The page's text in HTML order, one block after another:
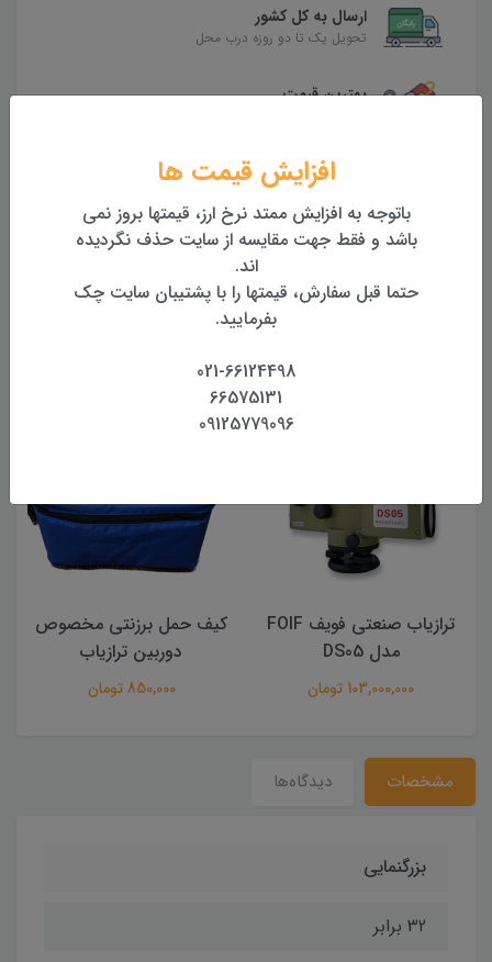
ارسال به کل کشور
تحویل یک تا دو روزه درب محل
بهترین قیمت
تضمین اصالت و کیفیت کالا
بازگشت وجه
بازگشت وجه بدون قید و شرط
ترازیاب صنعتی فویف FOIF
کیف حمل برزنتی مخصوص
مشخصات دیدگاه‌ها
بزرگنمایی
32 برابر
افزایش قیمت ها
باتوجه به افزایش ممتد نرخ ارز، قیمتها بروز نمی
باشد و فقط جهت مقایسه از سایت حذف نگردیده
اند.
حتما قبل سفارش، قیمتها را با پشتیبان سایت چک
بفرمایید.
021-66124498
66575131
09125779096